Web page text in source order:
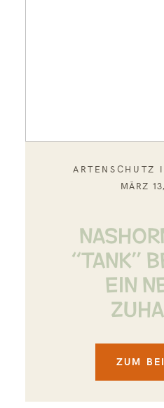
ARTENSCHUTZ
MÄRZ
“TANK”
EIN
ZUM